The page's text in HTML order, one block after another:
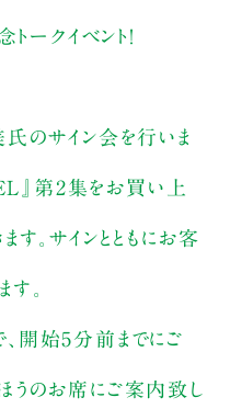
クイベント！
のサイン会を行いま
』第2集をお買い上
す。サインとともにお客
。
開始5分前までにご
うのお席にご案内致し